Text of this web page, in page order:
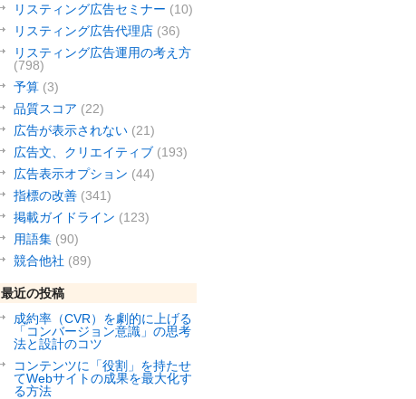
リスティング広告セミナー (10)
リスティング広告代理店 (36)
リスティング広告運用の考え方
(798)
予算 (3)
品質スコア (22)
広告が表示されない (21)
広告文、クリエイティブ (193)
広告表示オプション (44)
指標の改善 (341)
掲載ガイドライン (123)
用語集 (90)
競合他社 (89)
最近の投稿
成約率（CVR）を劇的に上げる
「コンバージョン意識」の思考
法と設計のコツ
コンテンツに「役割」を持たせ
てWebサイトの成果を最大化す
る方法